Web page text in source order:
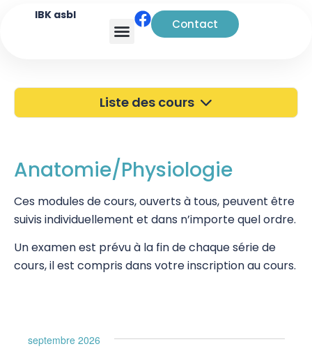
IBK asbl
Contact
Liste des cours
Portes Ouvertes
Découverte
Kinésiologie
Psychogénéalogie
Anatomie/Physiologie
Ces modules de cours, ouverts à tous, peuvent être
suivis individuellement et dans n’importe quel ordre.
Un examen est prévu à la fin de chaque série de
cours, il est compris dans votre inscription au cours.
septembre 2026